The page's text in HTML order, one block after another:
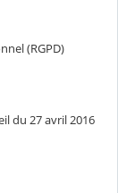
(RGPD)
du 27 avril 2016